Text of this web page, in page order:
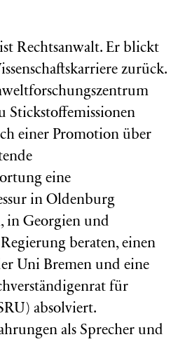
Rechtsanwalt. Er blickt
zurück.
Stickstoffemissionen
einer Promotion über
eine
in Oldenburg
in Georgien und
beraten, einen
Uni Bremen und eine
für
) absolviert.
als Sprecher und